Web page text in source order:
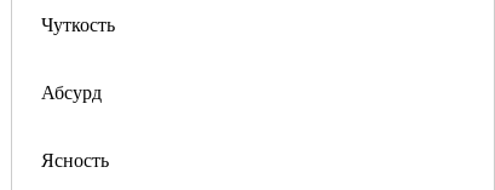
Чуткость
Абсурд
Ясность